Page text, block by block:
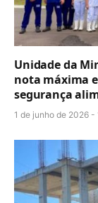
Unidade da
nota máxima
segurança
1 de junho de 2026 -